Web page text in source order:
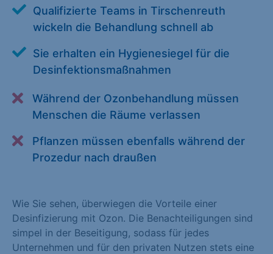
Qualifizierte Teams in Tirschenreuth
wickeln die Behandlung schnell ab
Sie erhalten ein Hygienesiegel für die
Desinfektionsmaßnahmen
Während der Ozonbehandlung müssen
Menschen die Räume verlassen
Pflanzen müssen ebenfalls während der
Prozedur nach draußen
Wie Sie sehen, überwiegen die Vorteile einer
Desinfizierung mit Ozon. Die Benachteiligungen sind
simpel in der Beseitigung, sodass für jedes
Unternehmen und für den privaten Nutzen stets eine
Alle akzeptieren Speichern
Essenziell (1)
Essenzielle Cookies ermöglichen grundlegende Funktionen und
sind für die einwandfreie Funktion der Website erforderlich.
Statistiken (1)
unsere Website nutzen. Statistik Cookies erfassen Informationen
anonym. Diese Informationen helfen uns zu verstehen, wie
unsere Besucher unsere Website nutzen.